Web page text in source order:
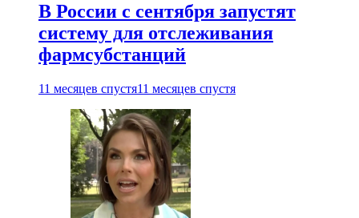
В России с сентября запустят
систему для отслеживания
фармсубстанций
11 месяцев спустя11 месяцев спустя